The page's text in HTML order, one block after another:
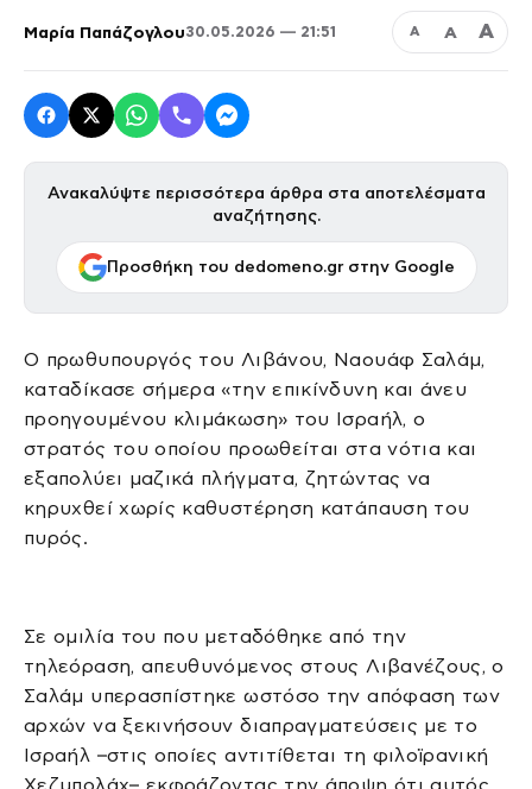
Μαρία Παπάζογλου30.05.2026 — 21:51 Α Α Α
Ανακαλύψτε περισσότερα άρθρα στα αποτελέσματα
αναζήτησης.
Προσθήκη του dedomeno.gr στην Google
Ο πρωθυπουργός του Λιβάνου, Ναουάφ Σαλάμ,
καταδίκασε σήμερα «την επικίνδυνη και άνευ
προηγουμένου κλιμάκωση» του Ισραήλ, ο
στρατός του οποίου προωθείται στα νότια και
εξαπολύει μαζικά πλήγματα, ζητώντας να
κηρυχθεί χωρίς καθυστέρηση κατάπαυση του
πυρός.
Σε ομιλία του που μεταδόθηκε από την
τηλεόραση, απευθυνόμενος στους Λιβανέζους, ο
Σαλάμ υπερασπίστηκε ωστόσο την απόφαση των
αρχών να ξεκινήσουν διαπραγματεύσεις με το
Ισραήλ –στις οποίες αντιτίθεται τη φιλοϊρανική